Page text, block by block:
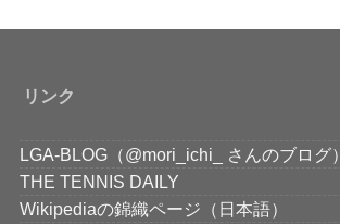
リンク
LGA-BLOG（@mori_ichi_ さんのブログ）
THE TENNIS DAILY
Wikipediaの錦織ページ（日本語）